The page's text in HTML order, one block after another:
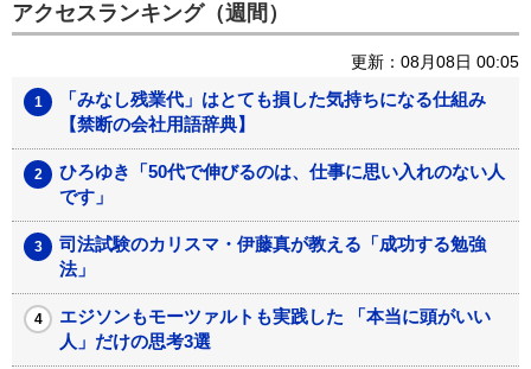
アクセスランキング（週間）
更新：08月08日 00:05
「みなし残業代」はとても損した気持ちになる仕組み
【禁断の会社用語辞典】
ひろゆき「50代で伸びるのは、仕事に思い入れのない人
です」
司法試験のカリスマ・伊藤真が教える「成功する勉強
法」
エジソンもモーツァルトも実践した 「本当に頭がいい
人」だけの思考3選